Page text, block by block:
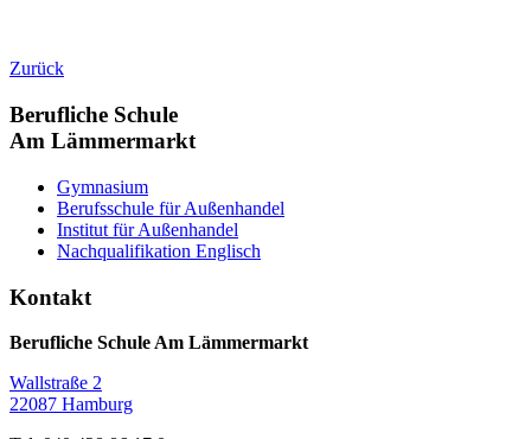
Zurück
Berufliche Schule
Am Lämmermarkt
Gymnasium
Berufsschule für Außenhandel
Institut für Außenhandel
Nachqualifikation Englisch
Kontakt
Berufliche Schule Am Lämmermarkt
Wallstraße 2
22087 Hamburg